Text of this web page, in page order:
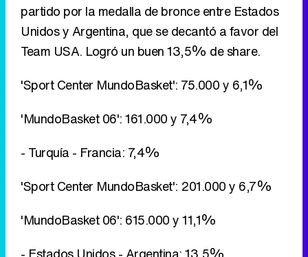
'MundoBasket 06': 161.000 y 7,4%
- Turquía - Francia: 7,4%
'Sport Center MundoBasket': 201.000 y 6,7%
'MundoBasket 06': 615.000 y 11,1%
- Estados Unidos - Argentina: 13,5%
Informativos: liderazgo repartido
Antena 3 lideró con claridad la edición
informativa de mediodía, mientras que TVE1 hizo